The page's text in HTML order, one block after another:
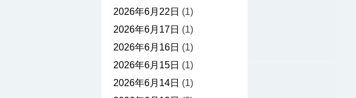
2026年6月22日 (1)
2026年6月17日 (1)
2026年6月16日 (1)
2026年6月15日 (1)
2026年6月14日 (1)